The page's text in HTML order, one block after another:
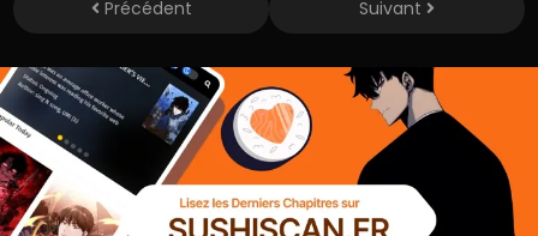
Précédent Suivant